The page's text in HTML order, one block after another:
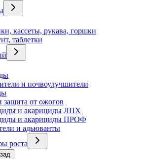
кассеты, рукава, горшки
таблетки
и почвоулучшители
защита от ожогов
и акарициды ЛПХ
и акарициды ПРОФ
и адьюванты
роста